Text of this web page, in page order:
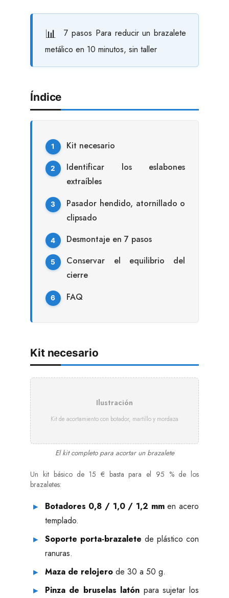
7 pasos Para reducir un brazalete
metálico en 10 minutos, sin taller
Índice
Kit necesario
Identificar los eslabones
extraíbles
Pasador hendido, atornillado o
clipsado
Desmontaje en 7 pasos
Conservar el equilibrio del
cierre
FAQ
Kit necesario
Ilustración
Kit de acortamiento con botador, martillo y mordaza
El kit completo para acortar un brazalete
Un kit básico de 15 € basta para el 95 % de los
brazaletes:
Botadores 0,8 / 1,0 / 1,2 mmen acero
templado.
Soporte porta-brazalete de plástico con
ranuras.
Maza de relojerode 30 a 50 g.
Pinza de bruselas latón para sujetar los